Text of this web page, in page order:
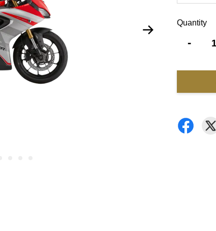
Quantity
-